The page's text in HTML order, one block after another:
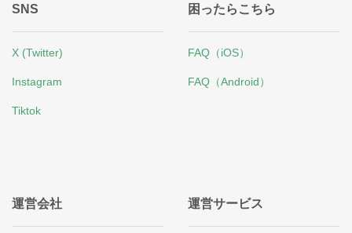
SNS
X (Twitter)
Instagram
Tiktok
困ったらこちら
FAQ（iOS）
FAQ（Android）
運営会社 運営サービス